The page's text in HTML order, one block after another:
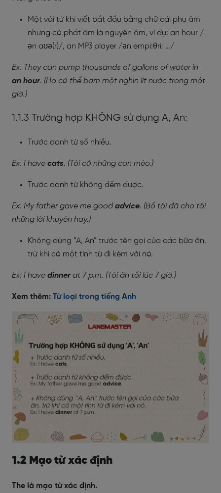
Một vài từ khi viết bắt đầu bằng chữ cái phụ âm
nhưng có phát âm là nguyên âm, ví dụ: an hour /
ən aʊə(r)/, an MP3 player /ən empi:θri: …/
Ex: They can pump thousands of gallons of water in
an hour. (Họ có thể bơm một nghìn lít nước trong một
giờ.)
1.1.3 Trường hợp KHÔNG sử dụng A, An:
Trước danh từ số nhiều.
Ex: I have cats. (Tôi có những con mèo.)
Trước danh từ không đếm được.
Ex: My father gave me good advice. (Bố tôi đã cho tôi
những lời khuyên hay.)
Không dùng “A, An” trước tên gọi của các bữa ăn,
trừ khi có một tính từ đi kèm với nó.
Ex: I have dinner at 7 p.m. (Tôi ăn tối lúc 7 giờ.)
Xem thêm: Từ loại trong tiếng Anh
1.2 Mạo từ xác định
The là mạo từ xác định.